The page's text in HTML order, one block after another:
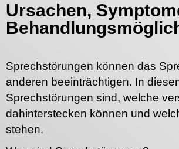
Ursachen,
Sprechstörungen können das
anderen beeinträchtigen. In
Sprechstörungen sind, welche
dahinterstecken können und
stehen.